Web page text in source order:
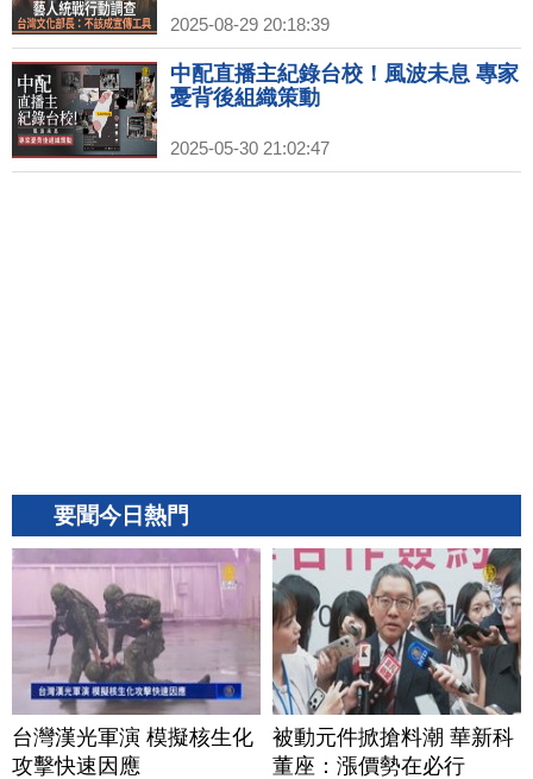
2025-08-29 20:18:39
中配直播主紀錄台校！風波未息 專家
憂背後組織策動
2025-05-30 21:02:47
要聞今日熱門
台灣漢光軍演 模擬核生化
攻擊快速因應
被動元件掀搶料潮 華新科
董座：漲價勢在必行